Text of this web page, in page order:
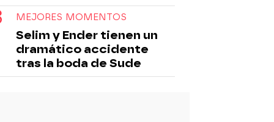
MEJORES MOMENTOS
Selim y Ender tienen un
dramático accidente
tras la boda de Sude